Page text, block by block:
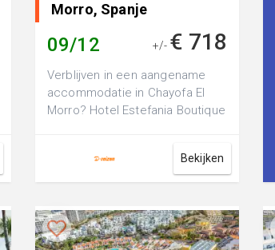
Morro, Spanje
09/12 +/- € 718
Verblijven in een aangename
accommodatie in Chayofa El
Morro? Hotel Estefania Boutique
Bekijken